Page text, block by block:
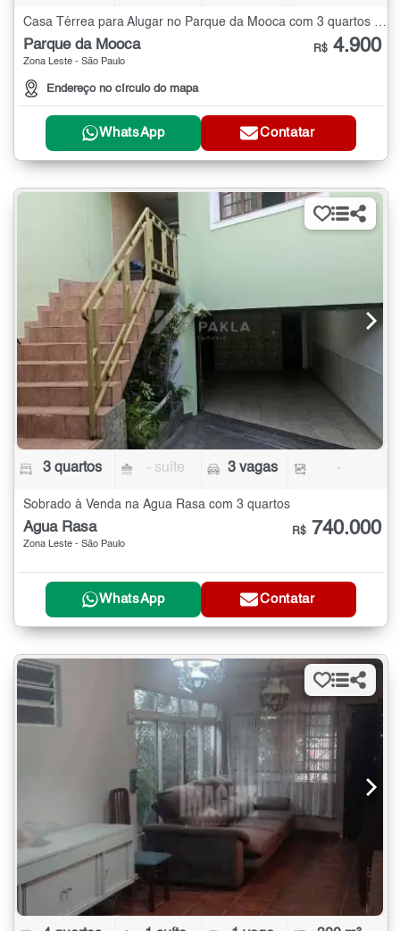
Casa Térrea para Alugar no Parque da Mooca com 3 quartos - 120 m²
Parque da Mooca
Zona Leste - São Paulo
Endereço no círculo do mapa
R$ 4.900
WhatsApp Contatar
3 quartos - suíte 3 vagas -
Sobrado à Venda na Água Rasa com 3 quartos
Água Rasa
Zona Leste - São Paulo
R$ 740.000
WhatsApp Contatar